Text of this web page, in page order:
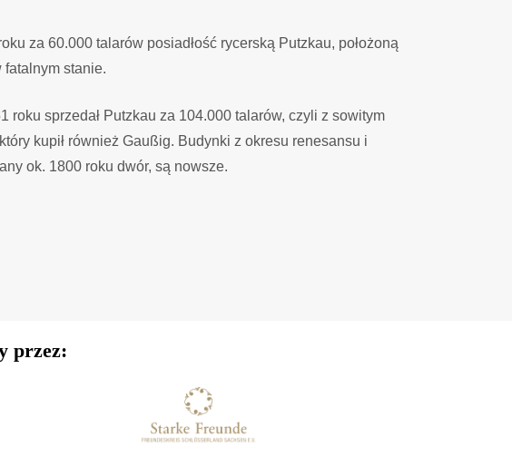
za 60.000 talarów posiadłość rycerską Putzkau, położoną
fatalnym stanie.
sprzedał Putzkau za 104.000 talarów, czyli z sowitym
kupił również Gaußig. Budynki z okresu renesansu i
ok. 1800 roku dwór, są nowsze.
przez: